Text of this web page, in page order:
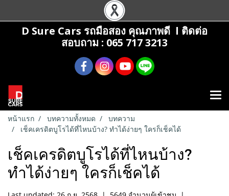
D Sure Cars รถมือสอง คุณภาพดี l ติดต่อ
สอบถาม : 065 717 3213
หน้าแรก บทความทั้งหมด
บทความ
เช็คเครดิตบูโรได้ที่ไหนบ้าง? ทำได้ง่ายๆ ใครก็เช็คได้
เช็คเครดิตบูโรได้ที่ไหนบ้าง?
ทำได้ง่ายๆ ใครก็เช็คได้